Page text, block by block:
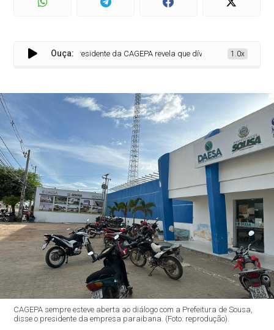
Ouça:
Presidente da CAGEPA revela que dívida do DAESA1.0x
CAGEPA sempre esteve aberta ao diálogo com a Prefeitura de Sousa,
disse o presidente da empresa paraibana. (Foto: reprodução).